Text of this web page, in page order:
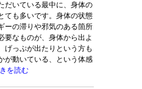
だいている最中に、身体の
ても多いです。身体の状態
ーの滞りや邪気のある箇所
要なものが、身体から出よ
げっぷが出たりという方も
が動いている、という体感
を読む